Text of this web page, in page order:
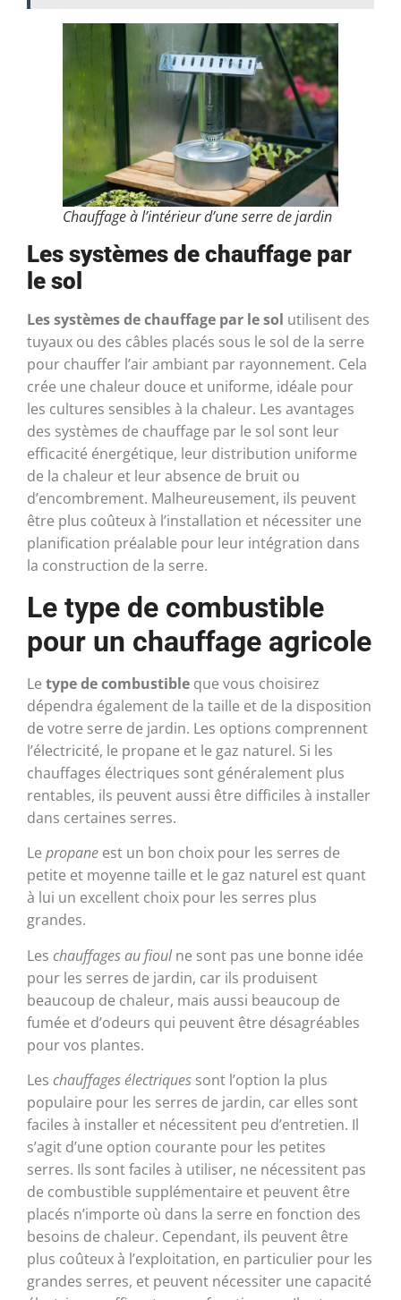
Chauffage à l’intérieur d’une serre de jardin
Les systèmes de chauffage par
le sol
Les systèmes de chauffage par le sol utilisent des
tuyaux ou des câbles placés sous le sol de la serre
pour chauffer l’air ambiant par rayonnement. Cela
crée une chaleur douce et uniforme, idéale pour
les cultures sensibles à la chaleur. Les avantages
des systèmes de chauffage par le sol sont leur
efficacité énergétique, leur distribution uniforme
de la chaleur et leur absence de bruit ou
d’encombrement. Malheureusement, ils peuvent
être plus coûteux à l’installation et nécessiter une
planification préalable pour leur intégration dans
la construction de la serre.
Le type de combustible
pour un chauffage agricole
Le type de combustible que vous choisirez
dépendra également de la taille et de la disposition
de votre serre de jardin. Les options comprennent
l’électricité, le propane et le gaz naturel. Si les
chauffages électriques sont généralement plus
rentables, ils peuvent aussi être difficiles à installer
dans certaines serres.
Le propane est un bon choix pour les serres de
petite et moyenne taille et le gaz naturel est quant
à lui un excellent choix pour les serres plus
grandes.
Les chauffages au fioulne sont pas une bonne idée
pour les serres de jardin, car ils produisent
beaucoup de chaleur, mais aussi beaucoup de
fumée et d’odeurs qui peuvent être désagréables
pour vos plantes.
Les chauffages électriques sont l’option la plus
populaire pour les serres de jardin, car elles sont
faciles à installer et nécessitent peu d’entretien. Il
s’agit d’une option courante pour les petites
serres. Ils sont faciles à utiliser, ne nécessitent pas
de combustible supplémentaire et peuvent être
placés n’importe où dans la serre en fonction des
besoins de chaleur. Cependant, ils peuvent être
plus coûteux à l’exploitation, en particulier pour les
grandes serres, et peuvent nécessiter une capacité